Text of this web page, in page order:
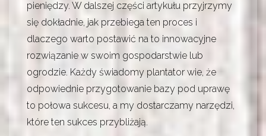
pieniędzy. W dalszej części artykułu przyjrzymy
się dokładnie, jak przebiega ten proces i
dlaczego warto postawić na to innowacyjne
rozwiązanie w swoim gospodarstwie lub
ogrodzie. Każdy świadomy plantator wie, że
odpowiednie przygotowanie bazy pod uprawę
to połowa sukcesu, a my dostarczamy narzędzi,
które ten sukces przybliżają.